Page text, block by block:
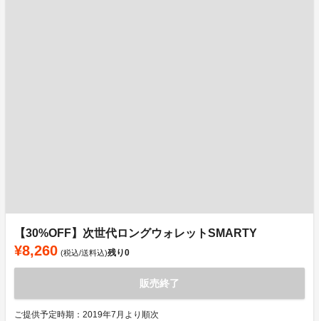
【30%OFF】次世代ロングウォレットSMARTY
¥8,260 (税込/送料込)残り0
販売終了
ご提供予定時期：2019年7月より順次